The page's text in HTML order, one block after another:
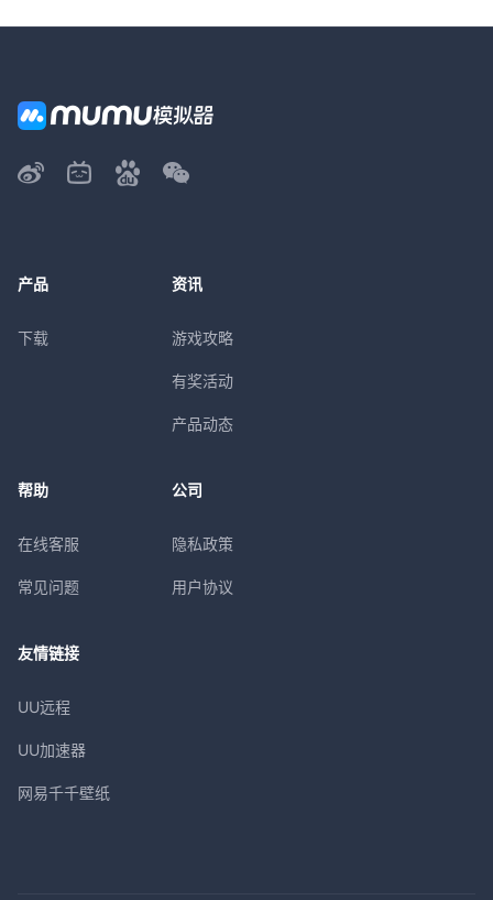
产品
下载
资讯
游戏攻略
有奖活动
产品动态
帮助
在线客服
常见问题
公司
隐私政策
用户协议
友情链接
UU远程
UU加速器
网易千千壁纸